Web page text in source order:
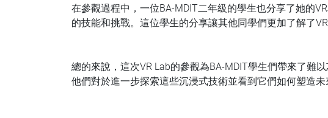
在參觀過程中，一位BA-MDIT二年級的學生也分享了她的
的技能和挑戰。這位學生的分享讓其他同學們更加了解了
總的來說，這次VR Lab的參觀為BA-MDIT學生們帶來了難
他們對於進一步探索這些沉浸式技術並看到它們如何塑造未